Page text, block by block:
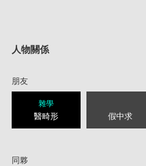
人物關係
朋友
雜學
醫畸形 假中求
同夥